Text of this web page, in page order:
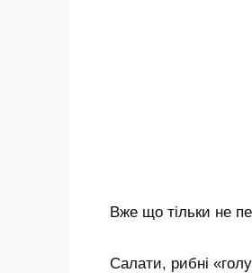
Вже що тільки не
Салати, рибні